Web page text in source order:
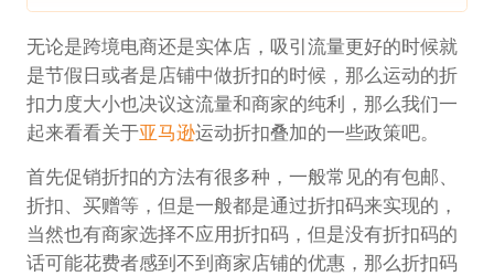
无论是跨境电商还是实体店，吸引流量更好的时候就
是节假日或者是店铺中做折扣的时候，那么运动的折
扣力度大小也决议这流量和商家的纯利，那么我们一
起来看看关于亚马逊运动折扣叠加的一些政策吧。
首先促销折扣的方法有很多种，一般常见的有包邮、
折扣、买赠等，但是一般都是通过折扣码来实现的，
当然也有商家选择不应用折扣码，但是没有折扣码的
话可能花费者感到不到商家店铺的优惠，那么折扣码